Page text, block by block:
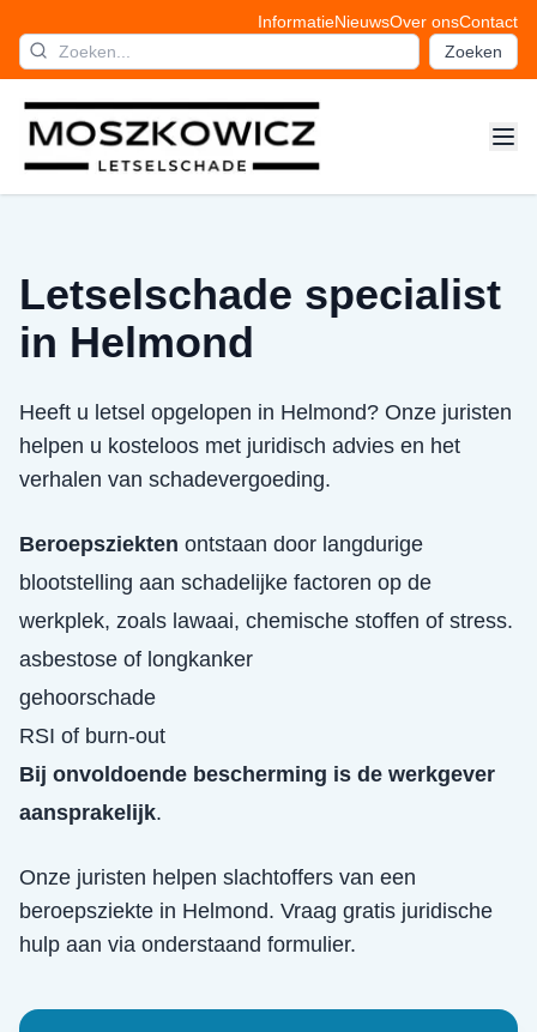
InformatieNieuwsOver onsContact
Zoeken
Letselschade specialist
in Helmond
Heeft u letsel opgelopen in Helmond? Onze juristen
helpen u kosteloos met juridisch advies en het
verhalen van schadevergoeding.
Beroepsziekten ontstaan door langdurige
blootstelling aan schadelijke factoren op de
werkplek, zoals lawaai, chemische stoffen of stress.
asbestose of longkanker
gehoorschade
RSI of burn-out
Bij onvoldoende bescherming is de werkgever
aansprakelijk.
Onze juristen helpen slachtoffers van een
beroepsziekte in Helmond. Vraag gratis juridische
hulp aan via onderstaand formulier.